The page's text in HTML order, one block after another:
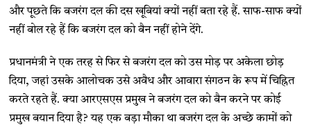
और पूछते कि बजरंग दल की दस खूबियां क्यों नहीं बता रहे हैं. साफ-साफ क्यों
नहीं बोल रहे हैं कि बजरंग दल को बैन नहीं होने देंगे.
प्रधानमंत्री ने एक तरह से फिर से बजरंग दल को उस मोड़ पर अकेला छोड़
दिया, जहां उसके आलोचक उसे अवैध और आवारा संगठन के रूप में चिह्नित
करते रहते हैं. क्या आरएसएस प्रमुख ने बजरंग दल को बैन करने पर कोई
प्रमुख बयान दिया है? यह एक बड़ा मौका था बजरंग दल के अच्छे कामों को